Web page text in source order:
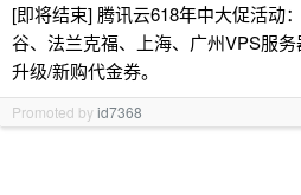
[即将结束] 腾讯云618年中大促活动
谷、法兰克福、上海、广州VPS服
升级/新购代金券。
Promoted byid7368